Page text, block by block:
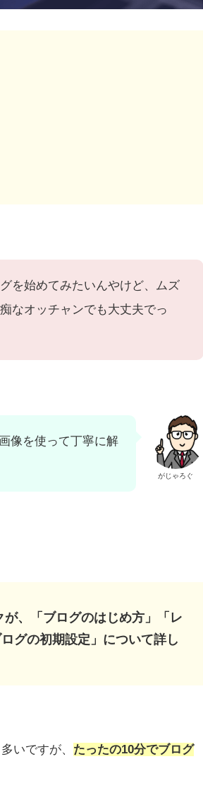
を始めてみたいんやけど、ムズ
なオッチャンでも大丈夫でっ
がじゃろぐ
像を使って丁寧に解
、「ブログのはじめ方」「レ
グの初期設定」について詳し
いですが、 たったの10分でブログ